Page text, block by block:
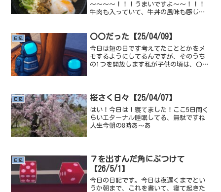
～～～～！！！うまいですよ～～！！！
牛肉も入っていて、牛丼の風味も感じら
べたんですが、今回はゆで卵を選びまし
日記 〇〇だった【25/04/09】
今日は短の日です考えてたこととかをメ
モするようにしてるんですが、そのうち
の1つを開放します私が子供の頃は、〇〇
か」ということを伝え...
日記 桜さく日々【25/04/07】
はい！今日は！寝てました！ここ5日間く
らいエターナル睡眠してる、無駄ですね
人生今朝の8時あ～あ
日記
７を出すんだ角にぶつけて
【26/5/1】
今日の日記です。今日は夜遅くまでとい
うか朝まで、これを書いて、寝て起きた